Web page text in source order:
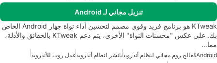
تنزيل مجاني لـ Android
KTweak هو برنامج فريد وقوي مصمم لتحسين أداء نواة جهاز Android الخاص
بك. على عكس "محسنات النواة" الأخرى، يتم دعم KTweak بالحقائق والأدلة،
مما…
Androidمُعالج روم مجاني لنظام أندرويدباتشر لنظام أندرويدعمل روت للأندرويد